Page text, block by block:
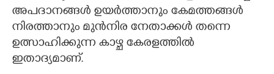
അപദാനങ്ങൾ ഉയർത്താനും കേമത്തങ്ങൾ
നിരത്താനും മുൻനിര നേതാക്കൾ തന്നെ
ഉത്സാഹിക്കുന്ന കാഴ്ച കേരളത്തിൽ
ഇതാദ്യമാണ്.